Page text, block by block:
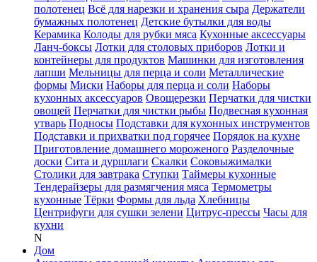
полотенец Всё для нарезки и хранения сыра Держатели
бумажных полотенец Детские бутылки для воды
Керамика Колоды для рубки мяса Кухонные аксессуары
Ланч-боксы Лотки для столовых приборов Лотки и
контейнеры для продуктов Машинки для изготовления
лапши Мельницы для перца и соли Металлические
формы Миски Наборы для перца и соли Наборы
кухонных аксессуаров Овощерезки Перчатки для чистки
овощей Перчатки для чистки рыбы Подвесная кухонная
утварь Подносы Подставки для кухонных инструментов
Подставки и прихватки под горячее Порядок на кухне
Приготовление домашнего мороженого Разделочные
доски Сита и дуршлаги Скалки Соковыжималки
Столики для завтрака Ступки Таймеры кухонные
Тендерайзеры для размягчения мяса Термометры
кухонные Тёрки Формы для льда Хлебницы
Центрифуги для сушки зелени Цитрус-прессы Часы для
кухни
N
Дом